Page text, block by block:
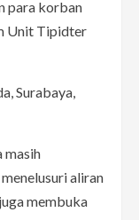
para korban
Unit Tipidter
Surabaya,
masih
aliran
membuka